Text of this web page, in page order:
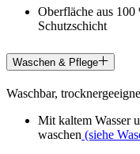
Oberfläche aus 100
Schutzschicht
Waschen & Pflege
Waschbar,
Mit kaltem Wasser
waschen (siehe